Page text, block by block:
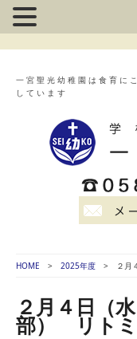
一宮聖光幼稚園は食育に
しています
HOME 2025年度 ２月
２月４日（
部） リト